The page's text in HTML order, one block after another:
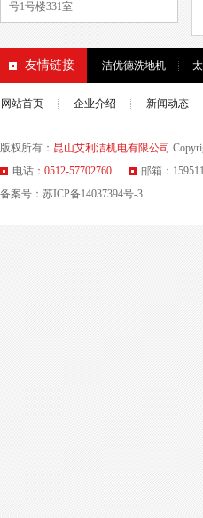
号1号楼331室
友情链接 洁优德洗地机
网站首页 企业介绍 新闻动态
版权所有： 昆山艾利洁机电有限公司
电话： 0512-57702760
邮箱：
备案号： 苏ICP备14037394号-3